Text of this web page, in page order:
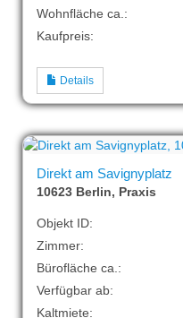
Wohnfläche ca.:
Kaufpreis:
Details
Direkt am Savignyplatz
10623 Berlin, Praxis
Objekt ID:
Zimmer:
Bürofläche ca.:
Verfügbar ab:
Kaltmiete: